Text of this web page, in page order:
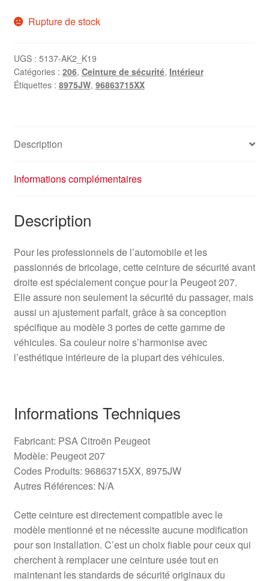
Rupture de stock
UGS : 5137-AK2_K19
Catégories : 206, Ceinture de sécurité, Intérieur
Étiquettes : 8975JW, 96863715XX
Description
Informations complémentaires
Description
Pour les professionnels de l’automobile et les
passionnés de bricolage, cette ceinture de sécurité avant
droite est spécialement conçue pour la Peugeot 207.
Elle assure non seulement la sécurité du passager, mais
aussi un ajustement parfait, grâce à sa conception
spécifique au modèle 3 portes de cette gamme de
véhicules. Sa couleur noire s’harmonise avec
l’esthétique intérieure de la plupart des véhicules.
Informations Techniques
Fabricant: PSA Citroën Peugeot
Modèle: Peugeot 207
Codes Produits: 96863715XX, 8975JW
Autres Références: N/A
Cette ceinture est directement compatible avec le
modèle mentionné et ne nécessite aucune modification
pour son installation. C’est un choix fiable pour ceux qui
cherchent à remplacer une ceinture usée tout en
maintenant les standards de sécurité originaux du